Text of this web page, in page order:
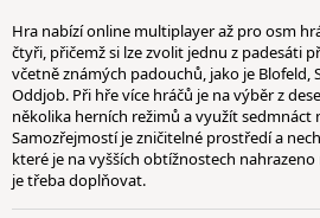
Hra nabízí online multiplayer až pro osm
čtyři, přičemž si lze zvolit jednu z padesáti
včetně známých padouchů, jako je Blofeld,
Oddjob. Při hře více hráčů je na výběr z
několika herních režimů a využít
Samozřejmostí je zničitelné prostředí a
které je na vyšších obtížnostech
je třeba doplňovat.